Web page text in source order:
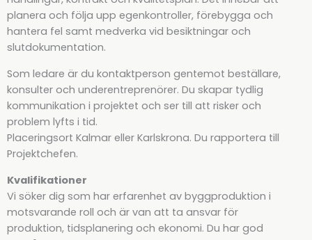
planera och följa upp egenkontroller, förebygga och
hantera fel samt medverka vid besiktningar och
slutdokumentation.
Som ledare är du kontaktperson gentemot beställare,
konsulter och underentreprenörer. Du skapar tydlig
kommunikation i projektet och ser till att risker och
problem lyfts i tid.
Placeringsort Kalmar eller Karlskrona. Du rapportera till
Projektchefen.
Kvalifikationer
Vi söker dig som har erfarenhet av byggproduktion i
motsvarande roll och är van att ta ansvar för
produktion, tidsplanering och ekonomi. Du har god